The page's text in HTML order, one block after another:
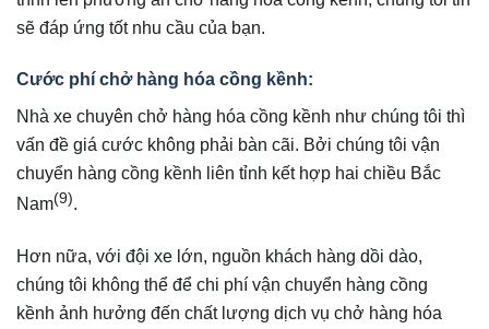
sẽ đáp ứng tốt nhu cầu của bạn.
Cước phí chở hàng hóa cồng kềnh:
Nhà xe chuyên chở hàng hóa cồng kềnh như chúng tôi thì
vấn đề giá cước không phải bàn cãi. Bởi chúng tôi vận
chuyển hàng cồng kềnh liên tỉnh kết hợp hai chiều Bắc
Nam(9).
Hơn nữa, với đội xe lớn, nguồn khách hàng dồi dào,
chúng tôi không thể để chi phí vận chuyển hàng cồng
kềnh ảnh hưởng đến chất lượng dịch vụ chở hàng hóa